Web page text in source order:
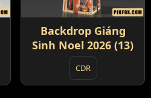
Backdrop Giáng
Sinh Noel 2026 (13)
CDR